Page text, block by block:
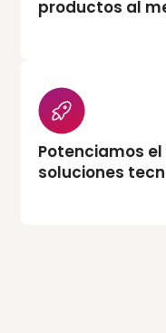
productos al
Potenciamos
soluciones